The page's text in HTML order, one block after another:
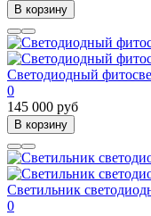
В корзину
Cветодиодный
0
145 000 руб
В корзину
Светильник
0